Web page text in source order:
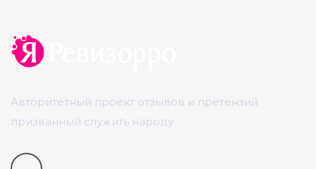
Авторитетный проект отзывов и претензий
призванный служить народу.